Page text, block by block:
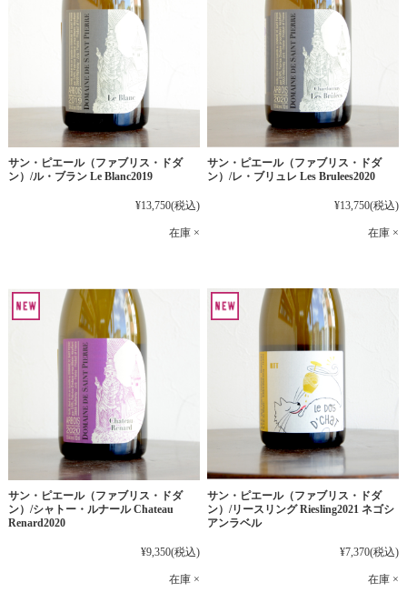
サン・ピエール（ファブリス・ドダ
ン）/ル・ブラン Le Blanc2019
¥13,750(税込)
在庫 ×
サン・ピエール（ファブリス・ドダ
ン）/レ・ブリュレ Les Brulees2020
¥13,750(税込)
在庫 ×
サン・ピエール（ファブリス・ドダ
ン）/シャトー・ルナール Chateau
Renard2020
¥9,350(税込)
在庫 ×
サン・ピエール（ファブリス・ドダ
ン）/リースリング Riesling2021 ネゴシ
アンラベル
¥7,370(税込)
在庫 ×